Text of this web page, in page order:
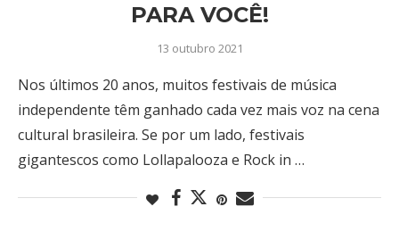
PARA VOCÊ!
13 outubro 2021
Nos últimos 20 anos, muitos festivais de música
independente têm ganhado cada vez mais voz na cena
cultural brasileira. Se por um lado, festivais
gigantescos como Lollapalooza e Rock in …